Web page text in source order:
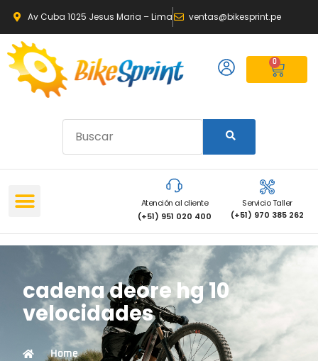
Av Cuba 1025 Jesus Maria – Lima ventas@bikesprint.pe
0
Atención al cliente
(+51) 951 020 400
Servicio Taller
(+51) 970 385 262
cadena deore hg 10
velocidades
Home